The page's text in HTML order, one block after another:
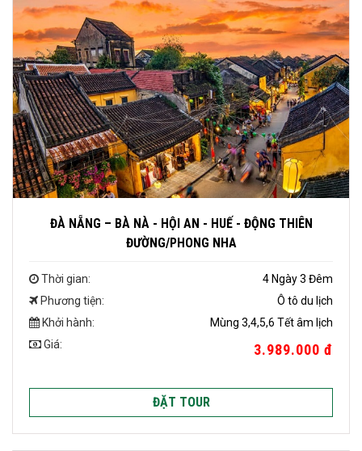
ĐÀ NẴNG – BÀ NÀ - HỘI AN - HUẾ - ĐỘNG THIÊN
ĐƯỜNG/PHONG NHA
Thời gian:
4 Ngày 3 Đêm
Phương tiện:
Ô tô du lịch
Khởi hành:
Mùng 3,4,5,6 Tết âm lịch
Giá:
3.989.000 đ
ĐẶT TOUR